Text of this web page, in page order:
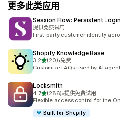
更多此类应用
Session Flow: Persistent Login
提供免费试用
First-party customer identity
Shopify Knowledge Base
3.2星（满分 5 星）
(20)
总共 20 条评论
•免费
Customize FAQs used by AI
Locksmith
4.7星（满分 5 星）
(286)
总共 286 条评论
•提供免费试用
Flexible access control for the
Built for Shopify